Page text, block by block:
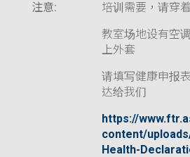
注意:
培训需要，请穿
教室场地设有空
上外套
请填写健康申报
达给我们
https://
content/
Health-